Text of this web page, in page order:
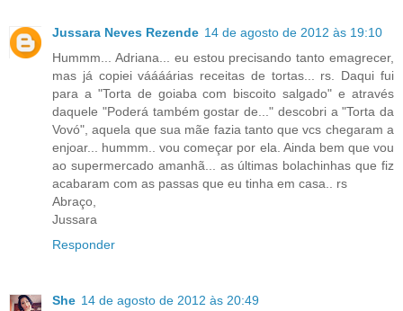
Jussara Neves Rezende 14 de agosto de 2012 às 19:10
Hummm... Adriana... eu estou precisando tanto emagrecer,
mas já copiei váááárias receitas de tortas... rs. Daqui fui
para a "Torta de goiaba com biscoito salgado" e através
daquele "Poderá também gostar de..." descobri a "Torta da
Vovó", aquela que sua mãe fazia tanto que vcs chegaram a
enjoar... hummm.. vou começar por ela. Ainda bem que vou
ao supermercado amanhã... as últimas bolachinhas que fiz
acabaram com as passas que eu tinha em casa.. rs
Abraço,
Jussara
Responder
She 14 de agosto de 2012 às 20:49